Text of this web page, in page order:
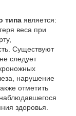
типа является:
веса при
Существуют
следует
нарушение
отметить
здоровья.